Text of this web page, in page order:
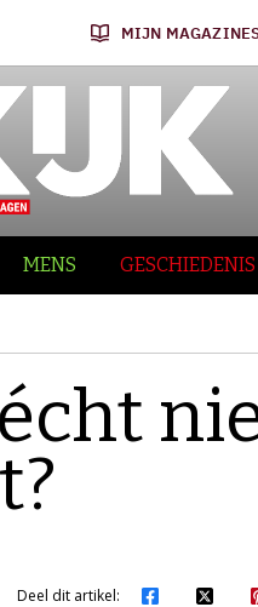
MIJN
MENS GESCHIEDENIS
Deel dit artikel: